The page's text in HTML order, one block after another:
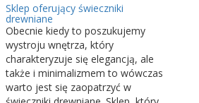
Sklep oferujący świeczniki
drewniane
Obecnie kiedy to poszukujemy
wystroju wnętrza, który
charakteryzuje się elegancją, ale
także i minimalizmem to wówczas
warto jest się zaopatrzyć w